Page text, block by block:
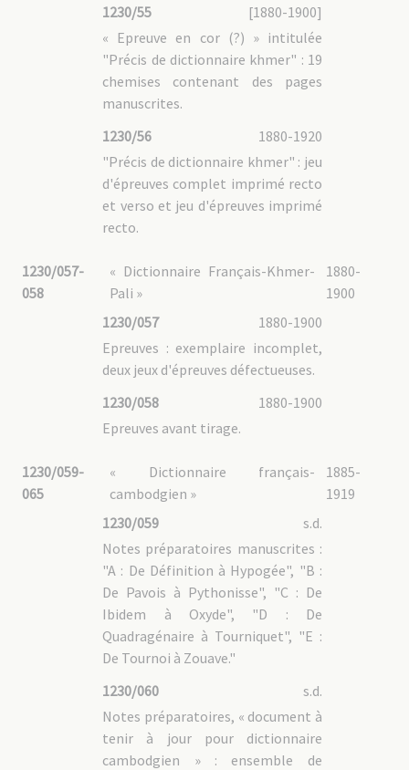
1230/55
[1880-1900]
« Epreuve en cor (?) » intitulée
"Précis de dictionnaire khmer" : 19
chemises contenant des pages
manuscrites.
1230/56
1880-1920
"Précis de dictionnaire khmer" : jeu
d'épreuves complet imprimé recto
et verso et jeu d'épreuves imprimé
recto.
1230/057-
058
1880-
1900
« Dictionnaire Français-Khmer-
Pali »
1230/057
1880-1900
Epreuves : exemplaire incomplet,
deux jeux d'épreuves défectueuses.
1230/058
1880-1900
Epreuves avant tirage.
1230/059-
065
1885-
1919
« Dictionnaire français-
cambodgien »
1230/059
s.d.
Notes préparatoires manuscrites :
"A : De Définition à Hypogée", "B :
De Pavois à Pythonisse", "C : De
Ibidem à Oxyde", "D : De
Quadragénaire à Tourniquet", "E :
De Tournoi à Zouave."
1230/060
s.d.
Notes préparatoires, « document à
tenir à jour pour dictionnaire
cambodgien » : ensemble de